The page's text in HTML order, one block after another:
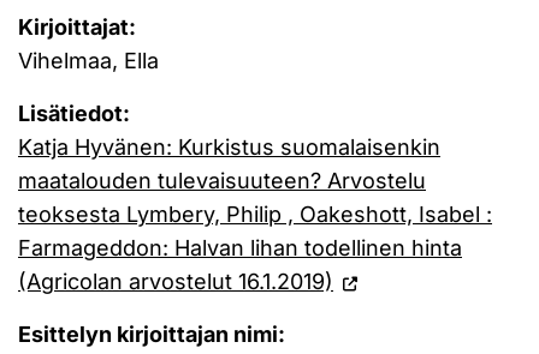
Kirjoittajat:
Vihelmaa, Ella
Lisätiedot:
Katja Hyvänen: Kurkistus suomalaisenkin
maatalouden tulevaisuuteen? Arvostelu
teoksesta Lymbery, Philip , Oakeshott, Isabel :
Farmageddon: Halvan lihan todellinen hinta
(Agricolan arvostelut 16.1.2019)
Esittelyn kirjoittajan nimi: